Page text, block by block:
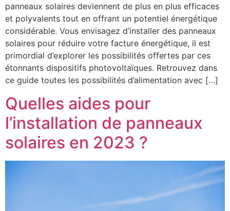
panneaux solaires deviennent de plus en plus efficaces
et polyvalents tout en offrant un potentiel énergétique
considérable. Vous envisagez d’installer des panneaux
solaires pour réduire votre facture énergétique, il est
primordial d’explorer les possibilités offertes par ces
étonnants dispositifs photovoltaïques. Retrouvez dans
ce guide toutes les possibilités d’alimentation avec […]
Quelles aides pour
l’installation de panneaux
solaires en 2023 ?